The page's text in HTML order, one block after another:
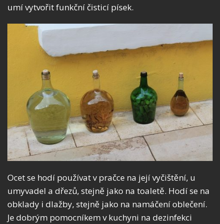
umí vytvořit funkční čisticí písek.
Ocet se hodí používat v pračce na její vyčištění, u
umyvadel a dřezů, stejně jako na toaletě. Hodí se na
obklady i dlažby, stejně jako na namáčení oblečení.
Je dobrým pomocníkem v kuchyni na dezinfekci